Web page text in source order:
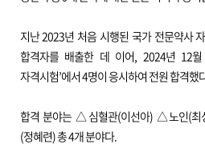
지난 2023년 처음 시행된 국가 전문약사
합격자를 배출한 데 이어, 2024년 12
자격시험’에서 4명이 응시하여 전원 합격했
합격 분야는 △심혈관(이선아) △노인(
(정혜련) 총 4개 분야다.